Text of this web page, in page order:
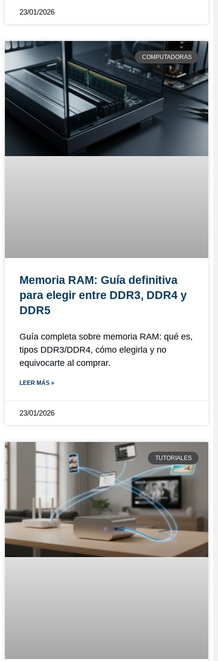
23/01/2026
COMPUTADORAS
Memoria RAM: Guía definitiva
para elegir entre DDR3, DDR4 y
DDR5
Guía completa sobre memoria RAM: qué es,
tipos DDR3/DDR4, cómo elegirla y no
equivocarte al comprar.
LEER MÁS »
23/01/2026
TUTORIALES